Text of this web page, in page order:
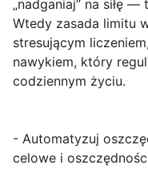
„nadganiaj” na siłę
Wtedy zasada limitu
stresującym
nawykiem, który
codziennym życiu.
- Automatyzuj
celowe i